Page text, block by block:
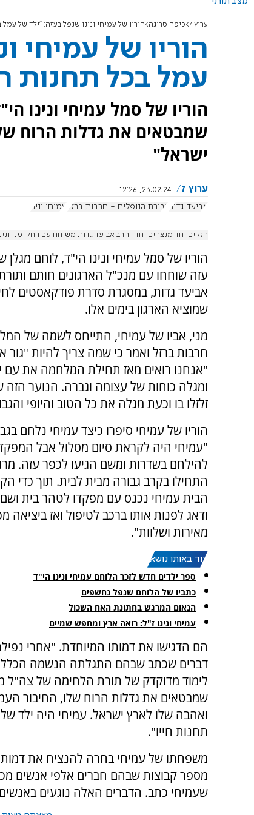
ערוץ 7 כיפה סרוגה הוריו של עמיחי ונינו שנפל בעזה: "ילד של עמל
הוריו של עמיחי
עמל בכל תחנות
הוריו של סמל עמיחי ונינו
שמבטאים את גדלות הרוח
ישראל"
ערוץ 7
23.02.24, 12:26
אביעד גדות
גבורת הנופלים - חרבות ברזל עמיחי ונינו
חזקים יחד מנצחים יחד- הרב אביעד גדות משוחח עם רחל ומני
הוריו של סמל עמיחי ונינו הי"ד, לוחם
עזה שוחחו עם מנכ"ל הארגונים חותם
אביעד גדות, במסגרת סדרת פודקאסטים
שמוציא הארגון בימים אלו.
מני, אביו של עמיחי, התייחס לשמה של
חרבות ברזל ואמר כי שמה צריך להיות "גור
"אנחנו רואים מאז תחילת המלחמה את
ומגלה כוחות של עצומה וגברה. הנוער
זלזלו בו וכעת מגלה את כל הטוב והיופי
הוריו של עמיחי סיפרו כיצד עמיחי נלחם
"עמיחי היה לקראת סיום מסלול אבל
להילחם בשדרות ומשם הגיעו לכפר
התחילו בקרב גבורה מבית לבית. תוך כדי
הבית עמיחי נכנס עם מפקדו לטהר בית
ודאג לפנות אותו ברכב לטיפול ואז
מאירות ושלוות".
עוד באותו נושא:
ספר ילדים חדש לזכר הלוחם עמיחי ונינו הי"ד
כתביו של הלוחם שנפל נחשפים
הנאום המרגש בחתונת האח השכול
עמיחי ונינו ז"ל: רואה ארץ ומחפש שמיים
הם הדגישו את דמותו המיוחדת. "אחרי
דברים שכתב שבהם התגלתה הנשמה
לימוד מדוקדק של תורת הלחימה של צה"ל
שמבטאים את גדלות הרוח שלו, החיבור
ואהבה שלו לארץ ישראל. עמיחי היה ילד
תחנות חייו".
משפחתו של עמיחי בחרה להנציח את
מספר קבוצות שבהם חברים אלפי אנשים
שעמיחי כתב. הדברים האלה נוגעים